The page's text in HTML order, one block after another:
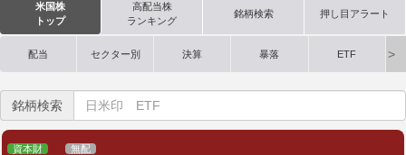
米国株
トップ
高配当株
ランキング
銘柄検索 押し目アラート
配当 セクター別 決算 暴落 ETF
銘柄検索
資本財 無配